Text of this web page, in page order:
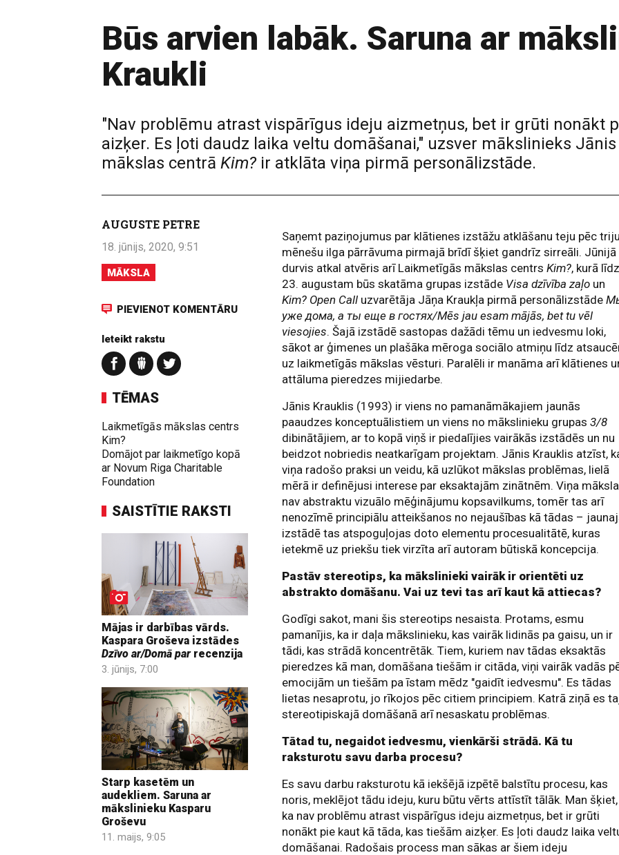
Būs arvien labāk. Saruna ar
Kraukli
"Nav problēmu atrast vispārīgus ideju aizmetņus, bet ir grūti nonākt
aizķer. Es ļoti daudz laika veltu domāšanai," uzsver mākslinieks
mākslas centrā Kim? ir atklāta viņa pirmā personālizstāde.
AUGUSTE PETRE
18. jūnijs, 2020, 9:51
MĀKSLA
PIEVIENOT KOMENTĀRU
Ieteikt rakstu
TĒMAS
Laikmetīgās mākslas centrs
Kim?
Domājot par laikmetīgo kopā
ar Novum Riga Charitable
Foundation
SAISTĪTIE RAKSTI
Mājas ir darbības vārds.
Kaspara Groševa izstādes
Dzīvo ar/Domā parrecenzija
3. jūnijs, 7:00
Starp kasetēm un
audekliem. Saruna ar
mākslinieku Kasparu
Groševu
11. maijs, 9:05
Saņemt paziņojumus par klātienes izstāžu atklāšanu teju pēc triju
mēnešu ilga pārrāvuma pirmajā brīdī šķiet gandrīz sirreāli. Jūnijā
durvis atkal atvēris arī Laikmetīgās mākslas centrsKim?, kurā līdz
23. augustam būs skatāma grupas izstāde Visa dzīvība zaļo un
Kim? Open Call uzvarētāja Jāņa Kraukļa pirmā personālizstāde
уже дома, а ты еще в гостях/Mēs jau esam mājās, bet tu vēl
viesojies. Šajā izstādē sastopas dažādi tēmu un iedvesmu loki,
sākot ar ģimenes un plašāka mēroga sociālo atmiņu līdz
uz laikmetīgās mākslas vēsturi. Paralēli ir manāma arī klātienes
attāluma pieredzes mijiedarbe.
Jānis Krauklis (1993) ir viens no pamanāmākajiem jaunās
paaudzes konceptuālistiem un viens no mākslinieku grupas3/8
dibinātājiem, ar to kopā viņš ir piedalījies vairākās izstādēs un nu
beidzot nobriedis neatkarīgam projektam. Jānis Krauklis atzīst,
viņa radošo praksi un veidu, kā uzlūkot mākslas problēmas, lielā
mērā ir definējusi interese par eksaktajām zinātnēm. Viņa māksla
nav abstraktu vizuālo mēģinājumu kopsavilkums, tomēr tas arī
nenozīmē principiālu atteikšanos no nejaušības kā tādas –
izstādē tas atspoguļojas doto elementu procesualitātē, kuras
ietekmē uz priekšu tiek virzīta arī autoram būtiskā koncepcija.
Pastāv stereotips, ka mākslinieki vairāk ir orientēti uz
abstrakto domāšanu. Vai uz tevi tas arī kaut kā attiecas?
Godīgi sakot, mani šis stereotips nesaista. Protams, esmu
pamanījis, ka ir daļa mākslinieku, kas vairāk lidinās pa gaisu, un ir
tādi, kas strādā koncentrētāk. Tiem, kuriem nav tādas eksaktās
pieredzes kā man, domāšana tiešām ir citāda, viņi vairāk vadās
emocijām un tiešām pa īstam mēdz "gaidīt iedvesmu". Es tādas
lietas nesaprotu, jo rīkojos pēc citiem principiem. Katrā ziņā es
stereotipiskajā domāšanā arī nesaskatu problēmas.
Tātad tu, negaidot iedvesmu, vienkārši strādā. Kā tu
raksturotu savu darba procesu?
Es savu darbu raksturotu kā iekšējā izpētē balstītu procesu, kas
noris, meklējot tādu ideju, kuru būtu vērts attīstīt tālāk. Man šķiet,
ka nav problēmu atrast vispārīgus ideju aizmetņus, bet ir grūti
nonākt pie kaut kā tāda, kas tiešām aizķer. Es ļoti daudz laika
domāšanai. Radošais process man sākas ar šiem ideju